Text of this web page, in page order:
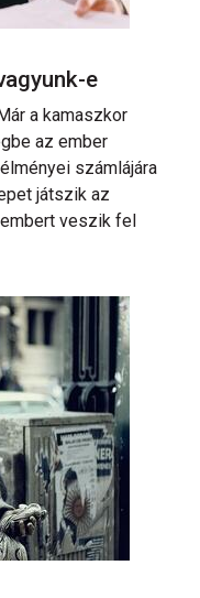
e
a kamaszkor
az ember
számlájára
játszik az
veszik fel